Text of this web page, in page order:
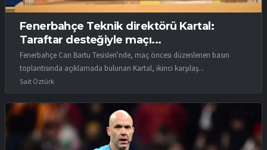
Fenerbahçe Teknik direktörü Kartal:
Taraftar desteğiyle maçı...
Fenerbahçe Can Bartu Tesisleri'nde, maç öncesi düzenlenen basın
toplantısında açıklamada bulunan Kartal, ikinci karşılaş...
Sait Öztürk